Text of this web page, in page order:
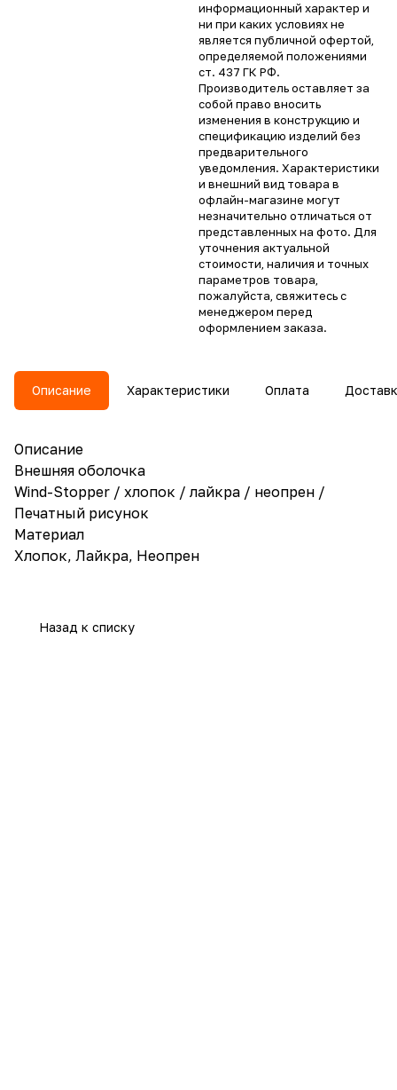
информационный характер и
ни при каких условиях не
является публичной офертой,
определяемой положениями
ст. 437 ГК РФ.
Производитель оставляет за
собой право вносить
изменения в конструкцию и
спецификацию изделий без
предварительного
уведомления. Характеристики
и внешний вид товара в
офлайн-магазине могут
незначительно отличаться от
представленных на фото. Для
уточнения актуальной
стоимости, наличия и точных
параметров товара,
пожалуйста, свяжитесь с
менеджером перед
оформлением заказа.
Описание Характеристики Оплата
Описание
Внешняя оболочка
Wind-Stopper / хлопок / лайкра / неопрен /
Печатный рисунок
Материал
Хлопок, Лайкра, Неопрен
Назад к списку